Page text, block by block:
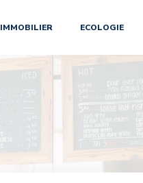
IMMOBILIER ECOLOGIE